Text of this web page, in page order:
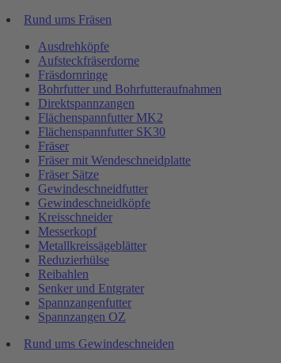
Rund ums Fräsen
Ausdrehköpfe
Aufsteckfräserdorne
Fräsdornringe
Bohrfutter und Bohrfutteraufnahmen
Direktspannzangen
Flächenspannfutter MK2
Flächenspannfutter SK30
Fräser
Fräser mit Wendeschneidplatte
Fräser Sätze
Gewindeschneidfutter
Gewindeschneidköpfe
Kreisschneider
Messerkopf
Metallkreissägeblätter
Reduzierhülse
Reibahlen
Senker und Entgrater
Spannzangenfutter
Spannzangen OZ
Rund ums Gewindeschneiden